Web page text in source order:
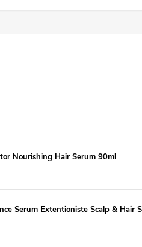
Nourishing Hair Serum 90ml
Serum Extentioniste Scalp & Hair